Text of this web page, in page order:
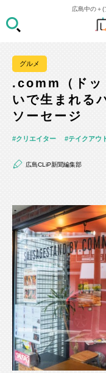
広島中の＋
グルメ
.comm（ドッ
いで生まれる
ソーセージ
クリエイター テイクアウ
広島CLiP新聞編集部